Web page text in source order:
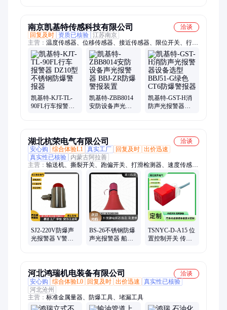
南京凯基特传感科技有限公司
洽谈
回复及时
资质已核验 江苏南京
主营： 温度传感器、位移传感器、接近传感器、限位开关、行车
防撞控制仪
凯基特-KJT-TL-
90FL行车报警器
凯基特-ZBB8014
安防设备声光报
凯基特-GST-H消
防声光报警器设
湖北杭荣电气有限公司
洽谈
安心购
综合体验L1 真实工厂 回复及时 出价迅速
真实性已核验
内蒙古阿拉善
主营： 输送机、撕裂开关、跑偏开关、打滑检测器、速度传感
器、撕裂检测器、料流传感器、倾斜传感器、速度开关、拉绳开
关、倾斜开关、保护装置、速度检测仪、料流检测开关、打滑检
测装置、速度检测装置
SJ2-220V防爆声
光报警器 V警报
BS-26不锈钢防爆
声光报警器 船用
TSNYC-D-A15 位
置控制开关 传感
河北鸿瑞机电装备有限公司
洽谈
安心购
综合体验L0 回复及时 出价迅速
真实性已核验
河北沧州
主营： 标准金属量器、防爆工具、堵漏工具